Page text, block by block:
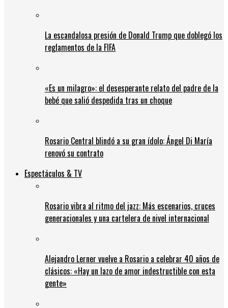
La escandalosa presión de Donald Trump que doblegó los
reglamentos de la FIFA
«Es un milagro»: el desesperante relato del padre de la
bebé que salió despedida tras un choque
Rosario Central blindó a su gran ídolo: Ángel Di María
renovó su contrato
Espectáculos & TV
Rosario vibra al ritmo del jazz: Más escenarios, cruces
generacionales y una cartelera de nivel internacional
Alejandro Lerner vuelve a Rosario a celebrar 40 años de
clásicos: «Hay un lazo de amor indestructible con esta
gente»